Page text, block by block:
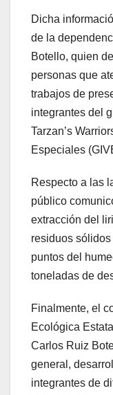
Dicha
de la
Botello, quien
personas que
trabajos de
integrantes del
Tarzan’s
Especiales
Respecto a las
público
extracción del
residuos
puntos del
toneladas de
Finalmente, el
Ecológica
Carlos Ruiz
general,
integrantes de